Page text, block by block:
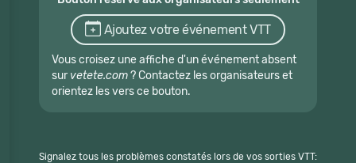
Ajoutez votre événement VTT
Vous croisez une affiche d'un événement absent
sur vetete.com? Contactez les organisateurs et
orientez les vers ce bouton.
Signalez tous les problèmes constatés lors de vos sorties VTT: